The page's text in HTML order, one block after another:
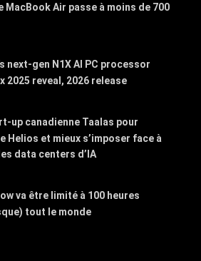
MacBook Air passe à moins de 700
next-gen N1X AI PC processor
2025 reveal, 2026 release
up canadienne Taalas pour
Helios et mieux s’imposer face à
data centers d’IA
va être limité à 100 heures
tout le monde